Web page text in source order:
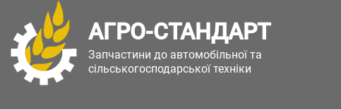
АГРО-СТАНДАРТ
Запчастини до автомобільної та
сільськогосподарської техніки